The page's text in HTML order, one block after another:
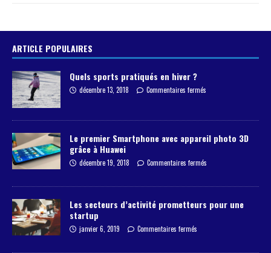
ARTICLE POPULAIRES
Quels sports pratiqués en hiver ?
décembre 13, 2018 Commentaires fermés
Le premier Smartphone avec appareil photo 3D
grâce à Huawei
décembre 19, 2018 Commentaires fermés
Les secteurs d’activité prometteurs pour une
startup
janvier 6, 2019 Commentaires fermés